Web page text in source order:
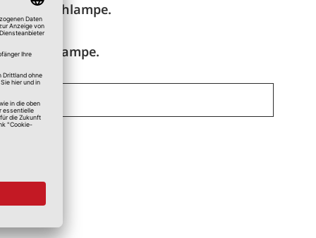
Watt Glühlampe.
Glühlampe.